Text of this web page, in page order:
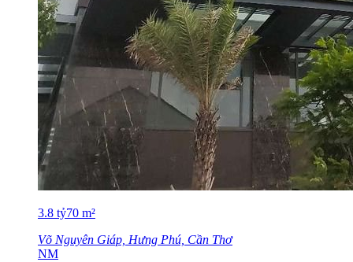
3.8 tỷ70 m²
Võ Nguyên Giáp, Hưng Phú, Cần Thơ
NM